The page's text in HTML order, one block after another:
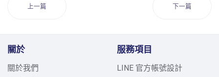
上一篇 下一篇
關於
關於我們
服務項目
LINE 官方帳號設計